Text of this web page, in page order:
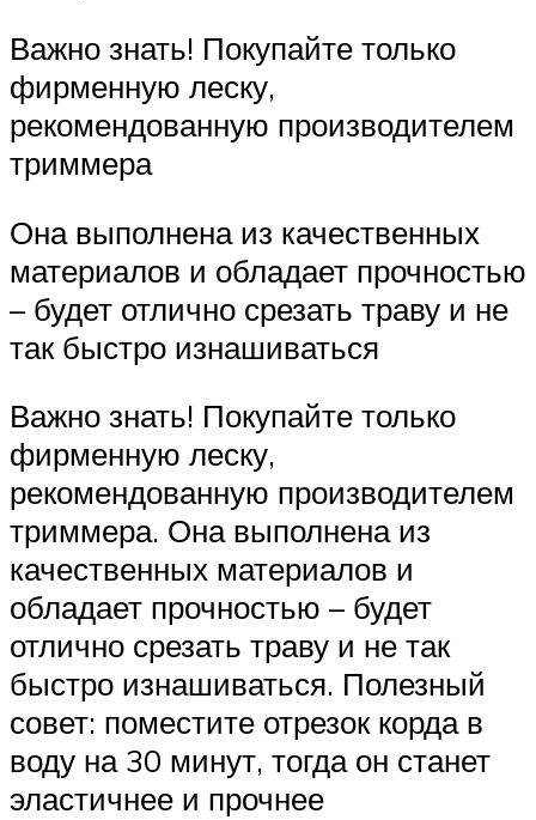
Важно знать! Покупайте только
фирменную леску,
рекомендованную производителем
триммера
Она выполнена из качественных
материалов и обладает прочностью
– будет отлично срезать траву и не
так быстро изнашиваться
Важно знать! Покупайте только
фирменную леску,
рекомендованную производителем
триммера. Она выполнена из
качественных материалов и
обладает прочностью – будет
отлично срезать траву и не так
быстро изнашиваться. Полезный
совет: поместите отрезок корда в
воду на 30 минут, тогда он станет
эластичнее и прочнее